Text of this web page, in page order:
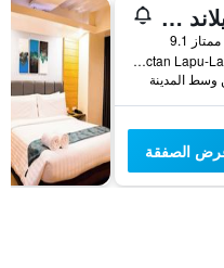
ذا ريف أيلاند ريزورت ماكتان، سيبو
ممتاز 9.1
Lot2 Blk5 Vistamar Subd, Dapdap, Mactan Lapu-Lapu City, Cebu, لابو-لابو ستي, الفلبين
الصفقة